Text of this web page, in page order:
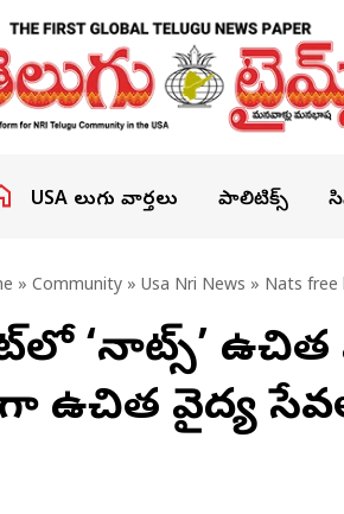
USA తెలుగు వార్తలు పాలిటిక్స్
» Community » Usa Nri News » Nats free
‘నాట్స్’
ఉచిత వైద్య